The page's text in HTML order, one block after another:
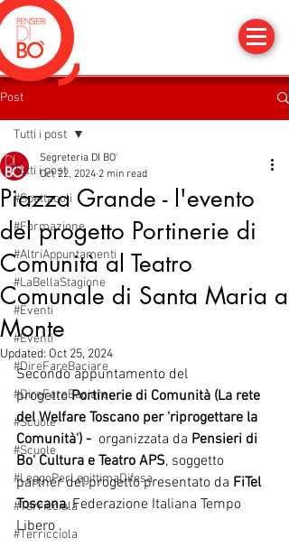
Post
Tutti i post
#Spettacoli
#Formazione
#AltriAppuntamenti
#LaBellaStagione
#Eventi
#Eventi
#DireFareBaciare
#DireFareBaciare
#Scuole
#Scuole
#LeggoPerLegittimaDifesa
#Terricciola
#Terricciola
Tutti i post
Piazza Grande - l'evento
del progetto Portinerie di
Comunità al Teatro
Comunale di Santa Maria a
Monte
Segreteria DI BO'
Oct 22, 2024 2 min read
Updated: Oct 25, 2024
Secondo appuntamento del
progetto Portinerie di Comunità (La rete
del Welfare Toscano per 'riprogettare la
Comunità') - organizzata da Pensieri di
Bo' Cultura e Teatro APS, soggetto
partner del progetto presentato da FiTel
Toscana, Federazione Italiana Tempo
Libero .